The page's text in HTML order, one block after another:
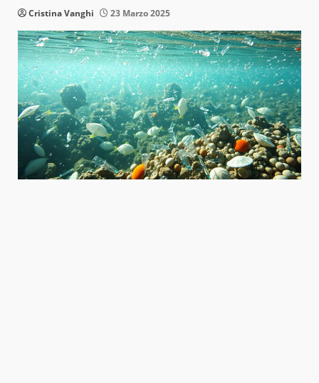
Cristina Vanghi 23 Marzo 2025